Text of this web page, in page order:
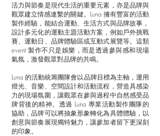
活力與節奏是現代生活的重要元素，亦是品牌與
觀眾建立情感連繫的關鍵。Luna 擁有豐富的活動
製作經驗，能結合運動、生活方式與品牌故事，
設計多元化的運動主題活動方案，例如戶外挑戰
賽、運動日、品牌體驗區或互動式展覽等。這類
event 製作不只是娛樂，而是透過參與感和現場
氣氛，激發觀眾對品牌的共鳴。
Luna 的活動統籌團隊會以品牌目標為主軸，運用
燈光、音樂、空間設計和活動流程，營造具感染
力的現場氛圍，讓觀眾在參與過程中自然感受品
牌背後的精神。透過 Luna 專業活動製作團隊的
協助，品牌可以將抽象形象轉化為具體體驗，以
創意與節奏展現獨特魅力，讓參加者留下更深刻
的印象。